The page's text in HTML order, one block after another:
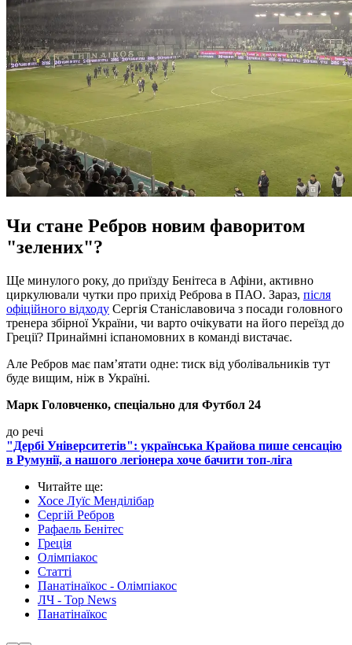
Чи стане Ребров новим фаворитом
"зелених"?
Ще минулого року, до приїзду Бенітеса в Афіни, активно
циркулювали чутки про прихід Реброва в ПАО. Зараз, після
офіційного відходу Сергія Станіславовича з посади головного
тренера збірної України, чи варто очікувати на його переїзд до
Греції? Принаймні іспаномовних в команді вистачає.
Але Ребров має пам’ятати одне: тиск від уболівальників тут
буде вищим, ніж в Україні.
Марк Головченко, спеціально для Футбол 24
до речі
"Дербі Університетів": українська Крайова пише сенсацію
в Румунії, а нашого легіонера хоче бачити топ-ліга
Читайте ще:
Хосе Луїс Менділібар
Сергій Ребров
Рафаель Бенітес
Греція
Олімпіакос
Статті
Панатінаїкос - Олімпіакос
ЛЧ - Top News
Панатінаїкос